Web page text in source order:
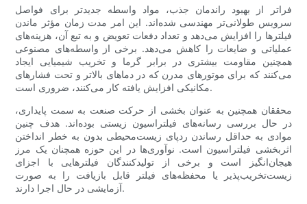
فراتر از بهبود راندمان جذب، مواد واسطه جدیدتر برای فواصل
سرویس طولانی‌تر مهندسی شده‌اند. این امر مدت زمان مؤثر ماندن
فیلترها را افزایش می‌دهد و تعداد دفعات تعویض و به تبع آن، هزینه‌های
عملیاتی و ضایعات را کاهش می‌دهد. برخی از واسطه‌های مصنوعی
همچنین مقاومت بیشتری در برابر گرما و تخریب شیمیایی ایجاد
می‌کنند که برای موتورهای مدرن که در دماهای بالاتر و تحت فشارهای
مکانیکی افزایش یافته کار می‌کنند، ضروری است.
محققان همچنین به عنوان بخشی از حرکت صنعت به سمت پایداری،
در حال بررسی رسانه‌های فیلتراسیون زیستی بوده‌اند. هدف چنین
موادی به حداقل رساندن ردپای زیست‌محیطی بدون به خطر انداختن
اثربخشی فیلتراسیون است. نوآوری‌ها در این حوزه همچنان یک مرز
هیجان‌انگیز است و برخی از تولیدکنندگان فیلترهایی با اجزای
زیست‌تخریب‌پذیر یا محفظه‌های فیلتر قابل بازیافت را به صورت
آزمایشی در حال اجرا دارند.